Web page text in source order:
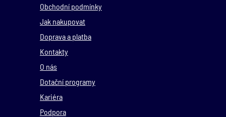
Obchodní podmínky
Jak nakupovat
Doprava a platba
Kontakty
O nás
Dotační programy
Kariéra
Podpora